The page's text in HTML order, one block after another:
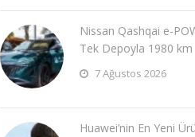
Nissan Qashqai e-
Tek Depoyla 1980 km
7 Ağustos 2026
Huawei’nin En Yeni